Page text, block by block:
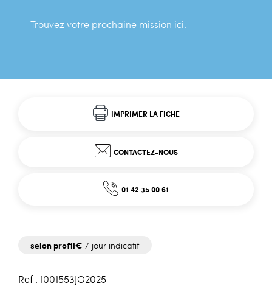
Trouvez votre prochaine mission ici.
IMPRIMER LA FICHE
CONTACTEZ-NOUS
01 42 35 00 61
selon profil€ / jour indicatif
Ref : 1001553JO2025